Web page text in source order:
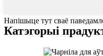
Напішыце тут сваё
Катэгорыі